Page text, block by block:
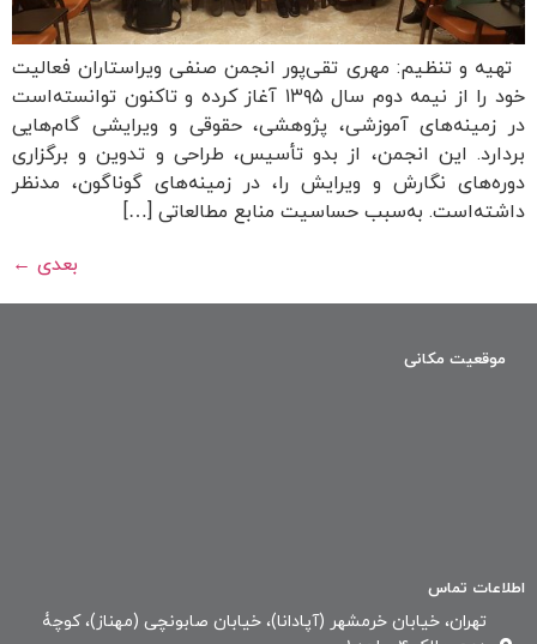
تهیه و تنظیم: مهری تقی‌پور انجمن صنفی ویراستاران فعالیت
خود را از نیمه دوم سال ۱۳۹۵ آغاز کرده و تاکنون توانسته‌است
در زمینه‌های آموزشی، پژوهشی، حقوقی و ویرایشی گام‌هایی
بردارد. این انجمن، از بدو تأسیس، طراحی و تدوین و برگزاری
دوره‌های نگارش و ویرایش را، در زمینه‌های گوناگون، مدنظر
داشته‌است. به‌سبب حساسیت منابع مطالعاتی […]
بعدی ←
اطلاعات تماس
تهران، خیابان خرمشهر (آپادانا)، خیابان صابونچی (مهناز)، کوچۀ
موقعیت مکانی